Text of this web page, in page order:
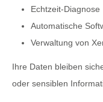
Echtzeit-Diagnose
Automatische
Verwaltung von
Ihre Daten bleiben
oder sensiblen